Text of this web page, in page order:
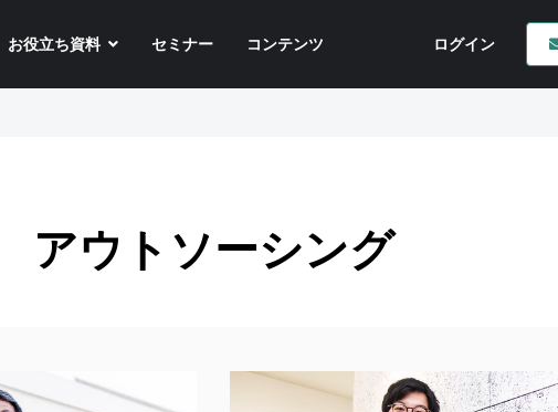
お役立ち資料 セミナー コンテンツ ログイン
アウトソーシング